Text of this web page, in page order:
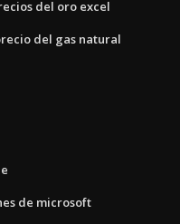
del oro excel
del gas natural
de microsoft